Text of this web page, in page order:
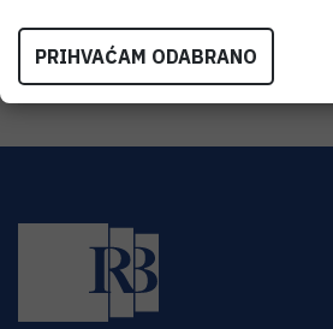
HR-10000 Zagreb
PRIHVAĆAM ODABRANO